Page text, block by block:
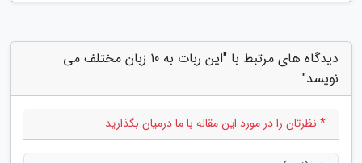
دیدگاه های مرتبط با "این ربات به 10 زبان مختلف می
نویسد"
* نظرتان را در مورد این مقاله با ما درمیان بگذارید